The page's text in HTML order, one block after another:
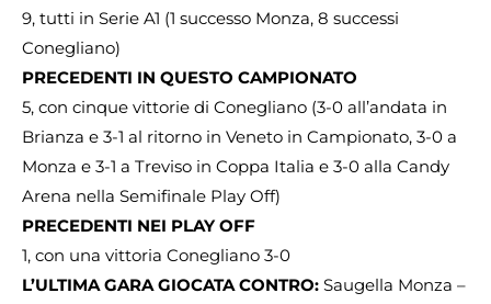
9, tutti in Serie A1 (1 successo Monza, 8 successi
Conegliano)
PRECEDENTI IN QUESTO CAMPIONATO
5, con cinque vittorie di Conegliano (3-0 all’andata in
Brianza e 3-1 al ritorno in Veneto in Campionato, 3-0 a
Monza e 3-1 a Treviso in Coppa Italia e 3-0 alla Candy
Arena nella Semifinale Play Off)
PRECEDENTI NEI PLAY OFF
1, con una vittoria Conegliano 3-0
L’ULTIMA GARA GIOCATA CONTRO: Saugella Monza –